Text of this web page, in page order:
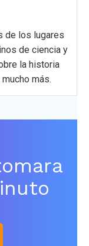
de los lugares
de ciencia y
la historia
más.